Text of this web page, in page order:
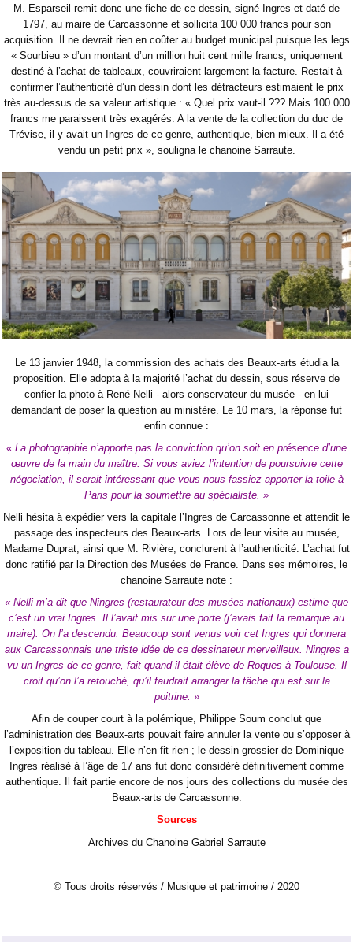
M. Esparseil remit donc une fiche de ce dessin, signé Ingres et daté de
1797, au maire de Carcassonne et sollicita 100 000 francs pour son
acquisition. Il ne devrait rien en coûter au budget municipal puisque les legs
« Sourbieu » d’un montant d’un million huit cent mille francs, uniquement
destiné à l’achat de tableaux, couvriraient largement la facture. Restait à
confirmer l’authenticité d’un dessin dont les détracteurs estimaient le prix
très au-dessus de sa valeur artistique : « Quel prix vaut-il ??? Mais 100 000
francs me paraissent très exagérés. A la vente de la collection du duc de
Trévise, il y avait un Ingres de ce genre, authentique, bien mieux. Il a été
vendu un petit prix », souligna le chanoine Sarraute.
Le 13 janvier 1948, la commission des achats des Beaux-arts étudia la
proposition. Elle adopta à la majorité l’achat du dessin, sous réserve de
confier la photo à René Nelli - alors conservateur du musée - en lui
demandant de poser la question au ministère. Le 10 mars, la réponse fut
enfin connue :
« La photographie n’apporte pas la conviction qu’on soit en présence d’une
œuvre de la main du maître. Si vous aviez l’intention de poursuivre cette
négociation, il serait intéressant que vous nous fassiez apporter la toile à
Paris pour la soumettre au spécialiste. »
Nelli hésita à expédier vers la capitale l’Ingres de Carcassonne et attendit le
passage des inspecteurs des Beaux-arts. Lors de leur visite au musée,
Madame Duprat, ainsi que M. Rivière, conclurent à l’authenticité. L’achat fut
donc ratifié par la Direction des Musées de France. Dans ses mémoires, le
chanoine Sarraute note :
« Nelli m’a dit que Ningres (restaurateur des musées nationaux) estime que
c’est un vrai Ingres. Il l’avait mis sur une porte (j’avais fait la remarque au
maire). On l’a descendu. Beaucoup sont venus voir cet Ingres qui donnera
aux Carcassonnais une triste idée de ce dessinateur merveilleux. Ningres a
vu un Ingres de ce genre, fait quand il était élève de Roques à Toulouse. Il
croit qu’on l’a retouché, qu’il faudrait arranger la tâche qui est sur la
poitrine. »
Afin de couper court à la polémique, Philippe Soum conclut que
l’administration des Beaux-arts pouvait faire annuler la vente ou s’opposer à
l’exposition du tableau. Elle n’en fit rien ; le dessin grossier de Dominique
Ingres réalisé à l’âge de 17 ans fut donc considéré définitivement comme
authentique. Il fait partie encore de nos jours des collections du musée des
Beaux-arts de Carcassonne.
Sources
Archives du Chanoine Gabriel Sarraute
© Tous droits réservés / Musique et patrimoine / 2020